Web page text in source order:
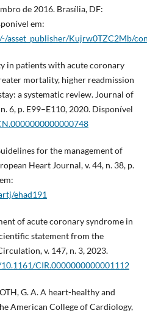
de 2016. Brasília, DF:
em:
asset_publisher/Kujrw0TZC2Mb/
in patients with acute coronary
mortality, higher readmission
a systematic review. Journal of
6, p. E99–E110, 2020. Disponível
for the management of
Heart Journal, v. 44, n. 38, p.
ehad191
of acute coronary syndrome in
statement from the
v. 147, n. 3, 2023.
CIR.0000000000001112
G. A. A heart-healthy and
American College of Cardiology,